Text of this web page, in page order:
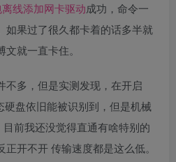
线添加网卡驱动成功，命令一
如果过了很久都卡着的话多半就
就一直卡住。
不多，但是实测发现，在开启
硬盘依旧能被识别到，但是机械
前我还没觉得直通有啥特别的
开不开 传输速度都是这么低。